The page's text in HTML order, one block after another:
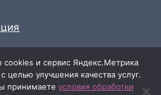
43
58-47
и сервис Яндекс.Метрика
целью улучшения качества услуг.
принимаете условия обработки